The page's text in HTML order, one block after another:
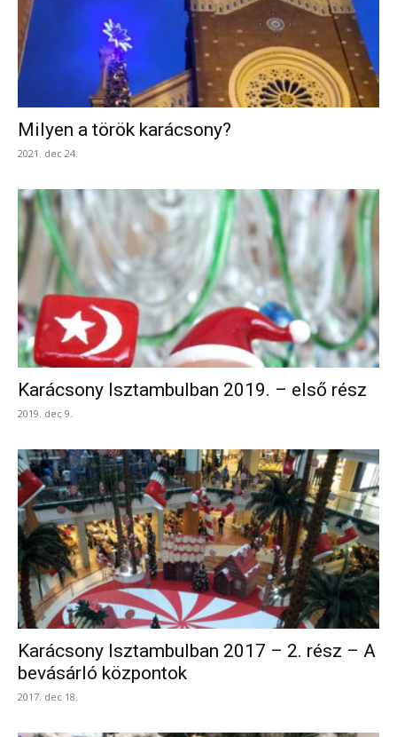
Milyen a török karácsony?
2021. dec 24.
Karácsony Isztambulban 2019. – első rész
2019. dec 9.
Karácsony Isztambulban 2017 – 2. rész – A
bevásárló központok
2017. dec 18.